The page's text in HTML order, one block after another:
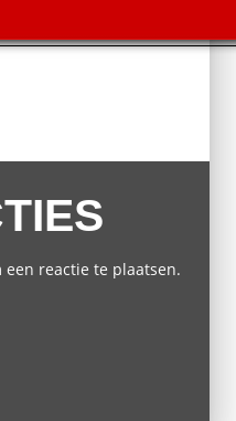
een reactie te plaatsen.